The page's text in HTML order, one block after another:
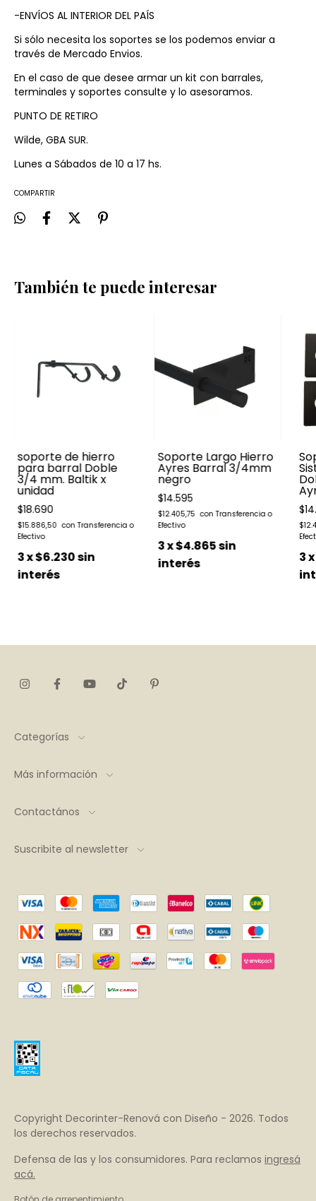
-ENVÍOS AL INTERIOR DEL PAÍS
Si sólo necesita los soportes se los podemos enviar a
través de Mercado Envios.
En el caso de que desee armar un kit con barrales,
terminales y soportes consulte y lo asesoramos.
PUNTO DE RETIRO
Wilde, GBA SUR.
Lunes a Sábados de 10 a 17 hs.
COMPARTIR
También te puede interesar
soporte de hierro
para barral Doble
3/4 mm. Baltik x
unidad
$18.690
$15.886,50
3x$6.230sin
interés
Soporte Largo Hierro
Ayres Barral 3/4mm
negro
$14.595
$12.405,75
3x$4.865sin
interés
3x
Categorías
Más información
Contactános
Suscribite al newsletter
Copyright Decorinter-Renová con Diseño - 2026. Todos
los derechos reservados.
Defensa de las y los consumidores. Para reclamos ingresá
acá.